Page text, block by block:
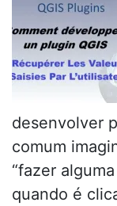
desenvolver
comum
“fazer
quando é